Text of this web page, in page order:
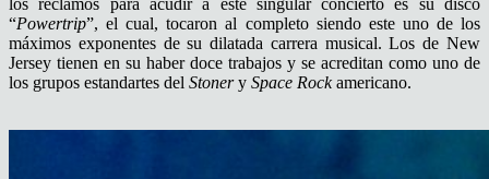
“Powertrip”, el cual, tocaron al completo siendo este uno de los
máximos exponentes de su dilatada carrera musical. Los de New
Jersey tienen en su haber doce trabajos y se acreditan como uno de
los grupos estandartes del Stonery Space Rockamericano.